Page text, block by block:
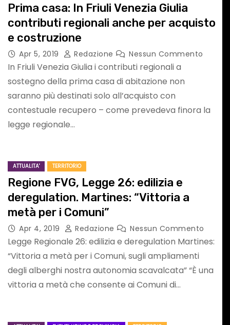
Prima casa: In Friuli Venezia Giulia
contributi regionali anche per acquisto
e costruzione
Apr 5, 2019 Redazione Nessun Commento
In Friuli Venezia Giulia i contributi regionali a
sostegno della prima casa di abitazione non
saranno più destinati solo all’acquisto con
contestuale recupero – come prevedeva finora la
legge regionale…
ATTUALITA' TERRITORIO
Regione FVG, Legge 26: edilizia e
deregulation. Martines: “Vittoria a
metà per i Comuni”
Apr 4, 2019 Redazione Nessun Commento
Legge Regionale 26: edilizia e deregulation Martines:
“Vittoria a metà per i Comuni, sugli ampliamenti
degli alberghi nostra autonomia scavalcata” “È una
vittoria a metà che consente ai Comuni di…
Nessun
Formula 1: il
pagellONE
dell’Hungaroring
2026
Lug 26, 2026 F1 Addicted
SPETTACOLI UDINE